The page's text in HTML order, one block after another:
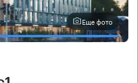
Еще фото